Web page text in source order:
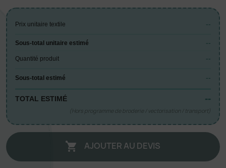
Prix unitaire textile --
Sous-total unitaire estimé --
Quantité produit --
Sous-total estimé --
TOTAL ESTIMÉ --
(Hors programme de broderie / vectorisation / transport)
 AJOUTER AU DEVIS